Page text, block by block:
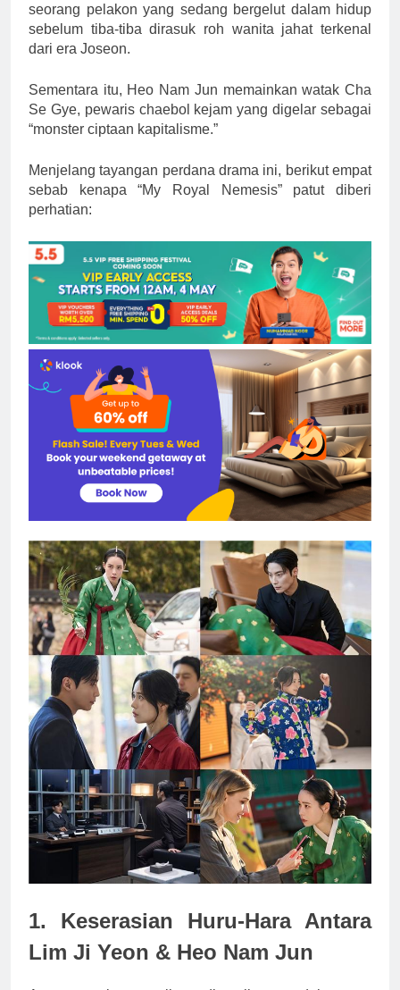
seorang pelakon yang sedang bergelut dalam hidup
sebelum tiba-tiba dirasuk roh wanita jahat terkenal
dari era Joseon.
Sementara itu, Heo Nam Jun memainkan watak Cha
Se Gye, pewaris chaebol kejam yang digelar sebagai
“monster ciptaan kapitalisme.”
Menjelang tayangan perdana drama ini, berikut empat
sebab kenapa “My Royal Nemesis” patut diberi
perhatian:
1. Keserasian Huru-Hara Antara
Lim Ji Yeon & Heo Nam Jun